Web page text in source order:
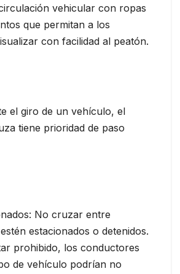
vehicular con ropas
que permitan a los
con facilidad al peatón.
el giro de un vehículo, el
tiene prioridad de paso
No cruzar entre
estacionados o detenidos.
prohibido, los conductores
de vehículo podrían no